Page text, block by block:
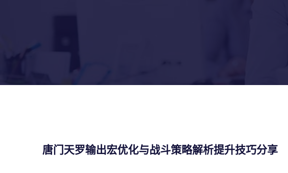
唐门天罗输出宏优化与战斗策略解析提升技巧分享